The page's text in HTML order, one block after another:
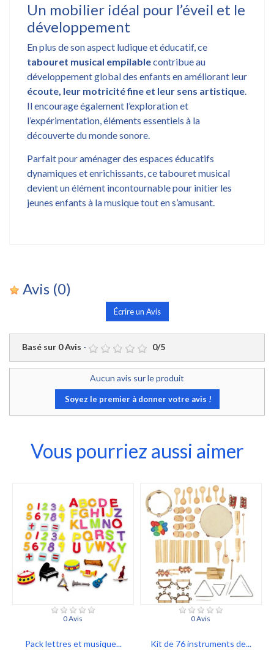
Un mobilier idéal pour l’éveil et le
développement
En plus de son aspect ludique et éducatif, ce
tabouret musical empilablecontribue au
développement global des enfants en améliorant leur
écoute, leur motricité fine et leur sens artistique.
Il encourage également l’exploration et
l’expérimentation, éléments essentiels à la
découverte du monde sonore.
Parfait pour aménager des espaces éducatifs
dynamiques et enrichissants, ce tabouret musical
devient un élément incontournable pour initier les
jeunes enfants à la musique tout en s’amusant.
Avis (0)
Écrire un Avis
Basé sur 0Avis - 0/5
Aucun avis sur le produit
Soyez le premier à donner votre avis !
Vous pourriez aussi aimer
0 Avis
Pack lettres et musique...
0 Avis
Kit de 76 instruments de...